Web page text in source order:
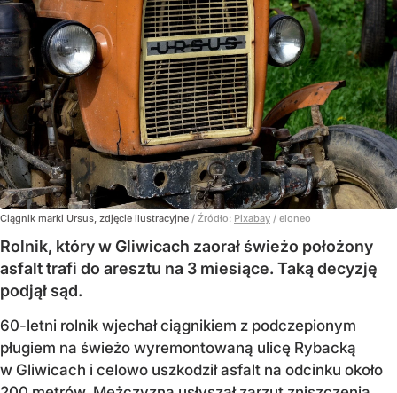
Ciągnik marki Ursus, zdjęcie ilustracyjne / Źródło: Pixabay / eloneo
Rolnik, który w Gliwicach zaorał świeżo położony
asfalt trafi do aresztu na 3 miesiące. Taką decyzję
podjął sąd.
60-letni rolnik wjechał ciągnikiem z podczepionym
pługiem na świeżo wyremontowaną ulicę Rybacką
w Gliwicach i celowo uszkodził asfalt na odcinku około